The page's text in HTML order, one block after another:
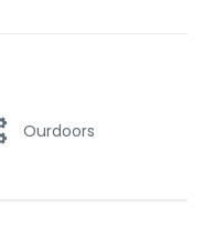
Ourdoors